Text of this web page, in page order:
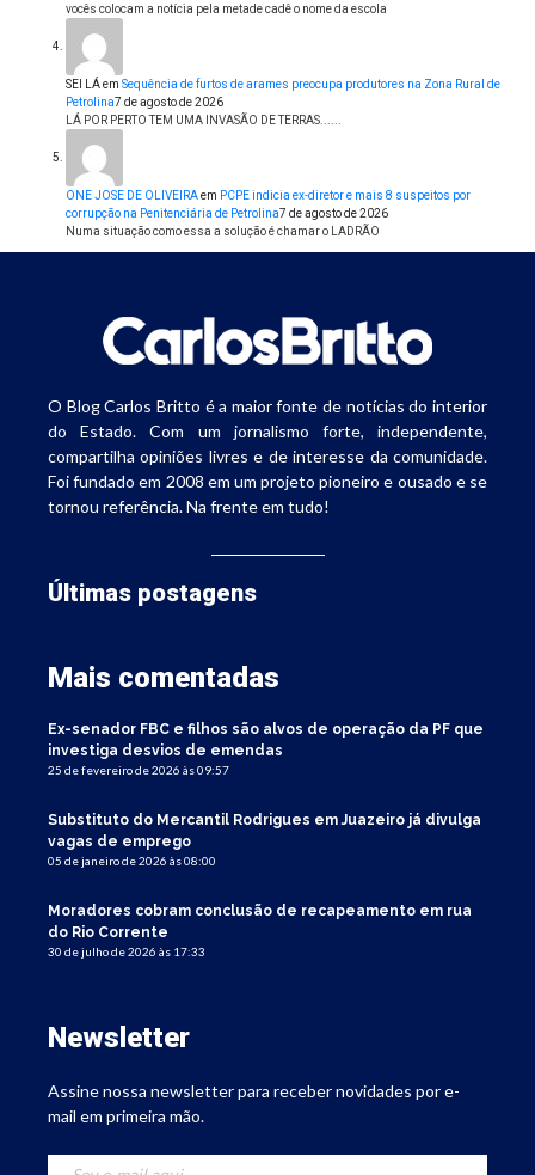
vocês colocam a notícia pela metade cadê o nome da escola
SEI LÁem Sequência de furtos de arames preocupa produtores na Zona Rural de
Petrolina7 de agosto de 2026
LÁ POR PERTO TEM UMA INVASÃO DE TERRAS......
ONE JOSE DE OLIVEIRAem PCPE indicia ex-diretor e mais 8 suspeitos por
corrupção na Penitenciária de Petrolina7 de agosto de 2026
Numa situação como essa a solução é chamar o LADRÃO
O Blog Carlos Britto é a maior fonte de notícias do interior
do Estado. Com um jornalismo forte, independente,
compartilha opiniões livres e de interesse da comunidade.
Foi fundado em 2008 em um projeto pioneiro e ousado e se
tornou referência. Na frente em tudo!
Últimas postagens
Mais comentadas
Ex-senador FBC e filhos são alvos de operação da PF que
investiga desvios de emendas
25 de fevereiro de 2026 às 09:57
Substituto do Mercantil Rodrigues em Juazeiro já divulga
vagas de emprego
05 de janeiro de 2026 às 08:00
Moradores cobram conclusão de recapeamento em rua
do Rio Corrente
30 de julho de 2026 às 17:33
Newsletter
Assine nossa newsletter para receber novidades por e-
mail em primeira mão.